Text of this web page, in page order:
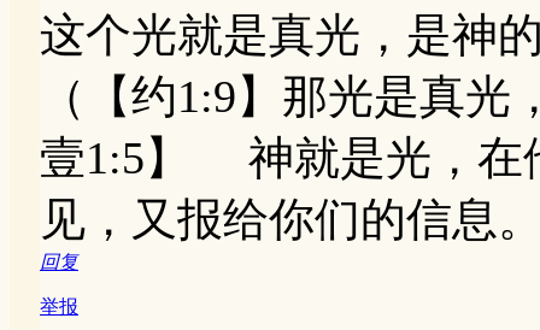
这个光就是真光，是神
（【约1:9】那光是真
壹1:5】 神就是光，在
见，又报给你们的信息
回复
举报